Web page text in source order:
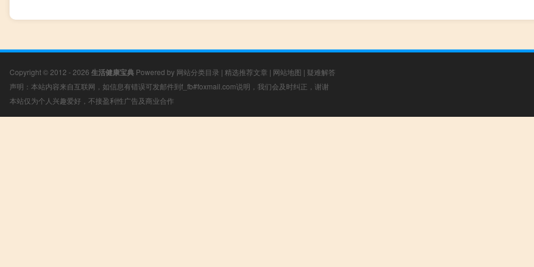
Copyright © 2012 - 2026 生活健康宝典 Powered by 网站分类目录 | 精选推荐文章 | 网站地图 | 疑难解答
声明：本站内容来自互联网，如信息有错误可发邮件到f_fb#foxmail.com说明，我们会及时纠正，谢谢
本站仅为个人兴趣爱好，不接盈利性广告及商业合作